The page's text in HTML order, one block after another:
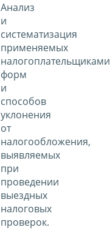
Анализ
и
систематизация
применяемых
налогоплательщиками
форм
и
способов
уклонения
от
налогообложения,
выявляемых
при
проведении
выездных
налоговых
проверок.